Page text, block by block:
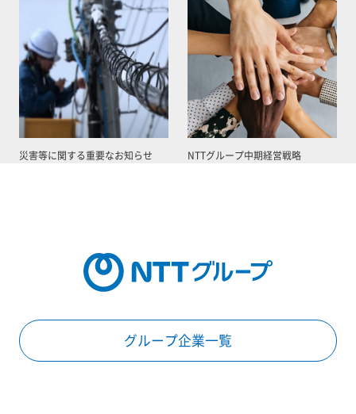
災害等に関する重要なお知らせ NTTグループ中期経営戦略
グループ企業一覧